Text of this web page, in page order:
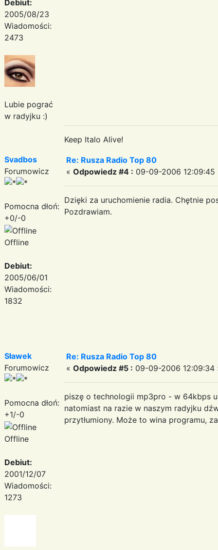
Debiut:
2005/08/23
Wiadomości:
2473
Lubie pograć
w radyjku :)
Keep Italo Alive!
Svadbos
Forumowicz
Pomocna dłoń:
+0/-0
Offline
Debiut:
2005/06/01
Wiadomości:
1832
Re: Rusza Radio Top 80
« Odpowiedz #4 : 09-09-2006 12:09:45
Dzięki za uruchomienie radia. Chętnie
Pozdrawiam.
Sławek
Forumowicz
Pomocna dłoń:
+1/-0
Offline
Debiut:
2001/12/07
Wiadomości:
1273
Re: Rusza Radio Top 80
« Odpowiedz #5 : 09-09-2006 12:09:34
piszę o technologii mp3pro - w 64kbps
natomiast na razie w naszym radyjku
przytłumiony. Może to wina programu,